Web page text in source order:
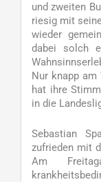
und zweiten
riesig mit
wieder
dabei solch
Nur knapp am
hat ihre
in die
Sebastian
zufrieden mit
Am